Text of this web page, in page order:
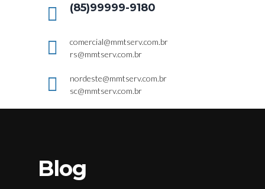
ELEVADORES – PREPARAÇÃO DE
(85)99999-9180
comercial@mmtserv.com.br
rs@mmtserv.com.br
nordeste@mmtserv.com.br
sc@mmtserv.com.br
Blog